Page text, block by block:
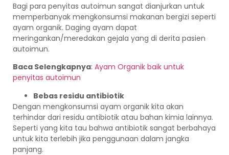
Bagi para penyitas autoimun sangat dianjurkan untuk
memperbanyak mengkonsumsi makanan bergizi seperti
ayam organik. Daging ayam dapat
meringankan/meredakan gejala yang di derita pasien
autoimun.
Baca Selengkapnya: Ayam Organik baik untuk
penyitas autoimun
Bebas residu antibiotik
Dengan mengkonsumsi ayam organik kita akan
terhindar dari residu antibiotik atau bahan kimia lainnya.
Seperti yang kita tau bahwa antibiotik sangat berbahaya
untuk kita terlebih jika penggunaan dalam jangka
panjang.